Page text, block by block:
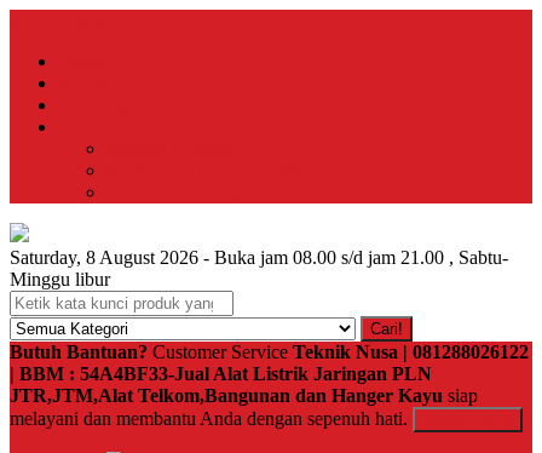
Saturday, 8 August 2026 - Buka jam 08.00 s/d jam 21.00 , Sabtu-
Minggu libur
Cari!
Butuh Bantuan? Customer Service Teknik Nusa | 081288026122
| BBM : 54A4BF33-Jual Alat Listrik Jaringan PLN
JTR,JTM,Alat Telkom,Bangunan dan Hanger Kayu siap
melayani dan membantu Anda dengan sepenuh hati.